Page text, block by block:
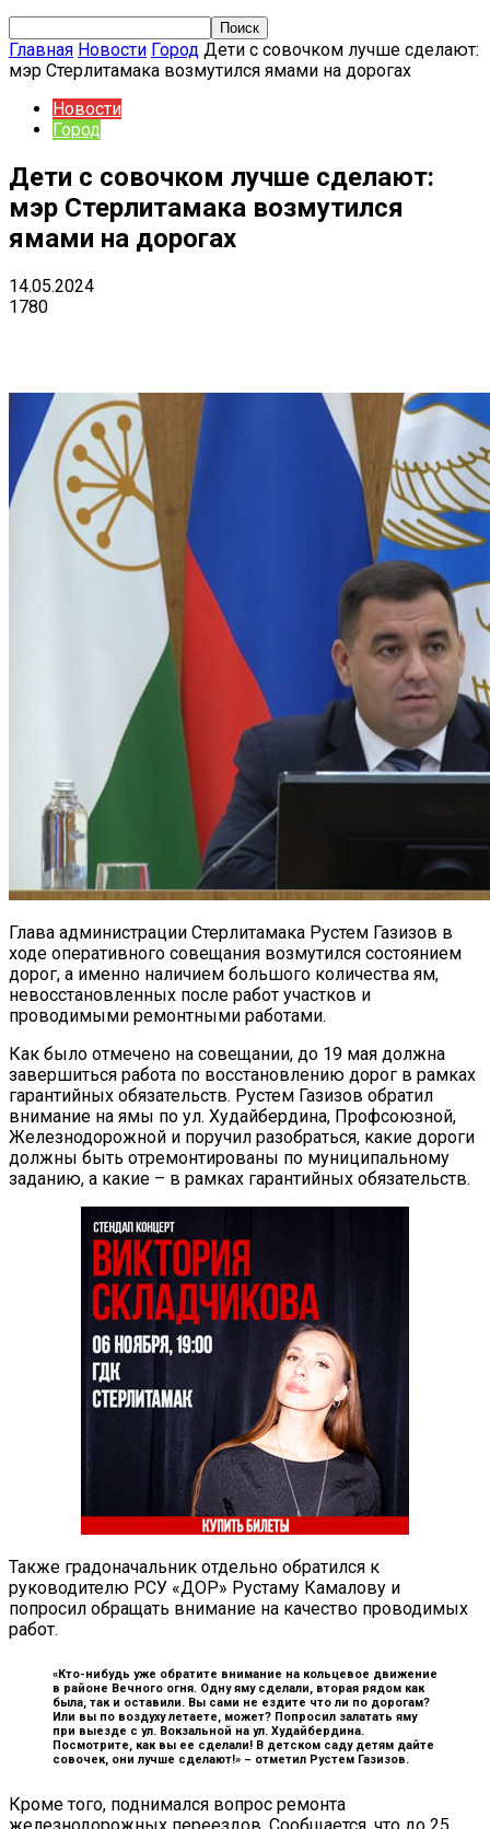
Главная Новости Город Дети с совочком лучше сделают:
мэр Стерлитамака возмутился ямами на дорогах
Новости
Город
Дети с совочком лучше сделают:
мэр Стерлитамака возмутился
ямами на дорогах
14.05.2024
1780
Глава администрации Стерлитамака Рустем Газизов в
ходе оперативного совещания возмутился состоянием
дорог, а именно наличием большого количества ям,
невосстановленных после работ участков и
проводимыми ремонтными работами.
Как было отмечено на совещании, до 19 мая должна
завершиться работа по восстановлению дорог в рамках
гарантийных обязательств. Рустем Газизов обратил
внимание на ямы по ул. Худайбердина, Профсоюзной,
Железнодорожной и поручил разобраться, какие дороги
должны быть отремонтированы по муниципальному
заданию, а какие – в рамках гарантийных обязательств.
Также градоначальник отдельно обратился к
руководителю РСУ «ДОР» Рустаму Камалову и
попросил обращать внимание на качество проводимых
работ.
«Кто-нибудь уже обратите внимание на кольцевое движение
в районе Вечного огня. Одну яму сделали, вторая рядом как
была, так и оставили. Вы сами не ездите что ли по дорогам?
Или вы по воздуху летаете, может? Попросил залатать яму
при выезде с ул. Вокзальной на ул. Худайбердина.
Посмотрите, как вы ее сделали! В детском саду детям дайте
совочек, они лучше сделают!» – отметил Рустем Газизов.
Кроме того, поднимался вопрос ремонта